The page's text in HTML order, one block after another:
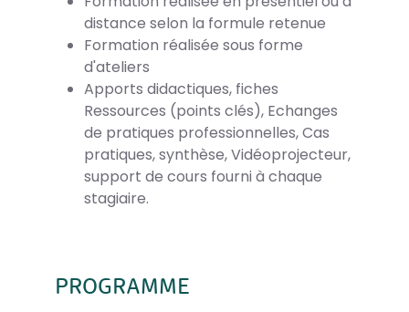
distance selon la formule retenue
Formation réalisée sous forme
d'ateliers
Apports didactiques, fiches
Ressources (points clés), Echanges
de pratiques professionnelles, Cas
pratiques, synthèse, Vidéoprojecteur,
support de cours fourni à chaque
stagiaire.
PROGRAMME